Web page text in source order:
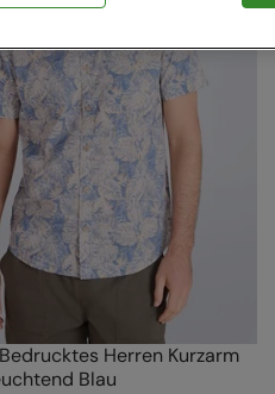
Herren Kurzarm
Blau